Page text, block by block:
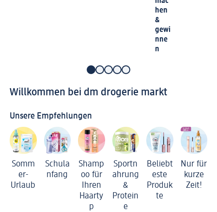
hen
&
gewi
nne
n
Willkommen bei dm drogerie markt
Unsere Empfehlungen
Somm
er-
Urlaub
Schula
nfang
Shamp
oo für
Ihren
Haarty
p
Sportn
ahrung
&
Protein
e
Beliebt
este
Produk
te
Nur für
kurze
Zeit!